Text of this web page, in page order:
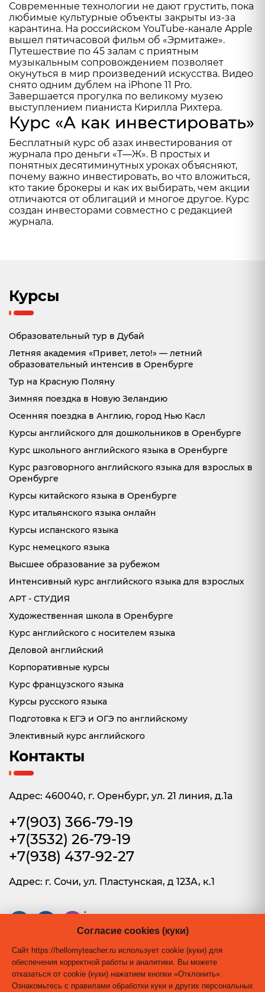
Современные технологии не дают грустить, пока
любимые культурные объекты закрыты из-за
карантина. На российском YouTube-канале Apple
вышел пятичасовой фильм об «Эрмитаже».
Путешествие по 45 залам с приятным
музыкальным сопровождением позволяет
окунуться в мир произведений искусства. Видео
снято одним дублем на iPhone 11 Pro.
Завершается прогулка по великому музею
выступлением пианиста Кирилла Рихтера.
Курс «А как инвестировать»
Бесплатный курс об азах инвестирования от
журнала про деньги «Т—Ж». В простых и
понятных десятиминутных уроках объясняют,
почему важно инвестировать, во что вложиться,
кто такие брокеры и как их выбирать, чем акции
отличаются от облигаций и многое другое. Курс
создан инвесторами совместно с редакцией
журнала.
Курсы
Образовательный тур в Дубай
Летняя академия «Привет, лето!» — летний
образовательный интенсив в Оренбурге
Тур на Красную Поляну
Зимняя поездка в Новую Зеландию
Осенняя поездка в Англию, город Нью Касл
Курсы английского для дошкольников в Оренбурге
Курс школьного английского языка в Оренбурге
Курс разговорного английского языка для взрослых в
Оренбурге
Курсы китайского языка в Оренбурге
Курс итальянского языка онлайн
Курсы испанского языка
Курс немецкого языка
Высшее образование за рубежом
Интенсивный курс английского языка для взрослых
АРТ - СТУДИЯ
Художественная школа в Оренбурге
Курс английского с носителем языка
Деловой английский
Корпоративные курсы
Курс французского языка
Курсы русского языка
Подготовка к ЕГЭ и ОГЭ по английскому
Элективный курс английского
Контакты
Адрес: 460040, г. Оренбург, ул. 21 линия, д.1а
+7(903) 366-79-19
+7(3532) 26-79-19
+7(938) 437-92-27
Адрес: г. Сочи, ул. Пластунская, д 123А, к.1
*
экстремистской, её деятельность запрещена на территории России.
© 2026 Hello, my teacher! Студия
Согласие cookies (куки)
Сайт https://hellomyteacher.ru использует cookie (куки) для
обеспечения корректной работы и аналитики. Вы можете
отказаться от cookie (куки) нажатием кнопки «Отклонить».
Ознакомьтесь с правилами обработки куки и других персональных